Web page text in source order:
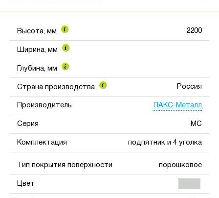
Высота, мм 2200
Ширина, мм
Глубина, мм
Страна производства Россия
Производитель ПАКС-Металл
Серия МС
Комплектация подпятник и 4 уголка
Тип покрытия поверхности порошковое
Цвет